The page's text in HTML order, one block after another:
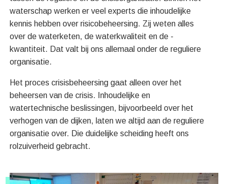
waterschap werken er veel experts die inhoudelijke
kennis hebben over risicobeheersing. Zij weten alles
over de waterketen, de waterkwaliteit en de -
kwantiteit. Dat valt bij ons allemaal onder de reguliere
organisatie.
Het proces crisisbeheersing gaat alleen over het
beheersen van de crisis. Inhoudelijke en
watertechnische beslissingen, bijvoorbeeld over het
verhogen van de dijken, laten we altijd aan de reguliere
organisatie over. Die duidelijke scheiding heeft ons
rolzuiverheid gebracht.